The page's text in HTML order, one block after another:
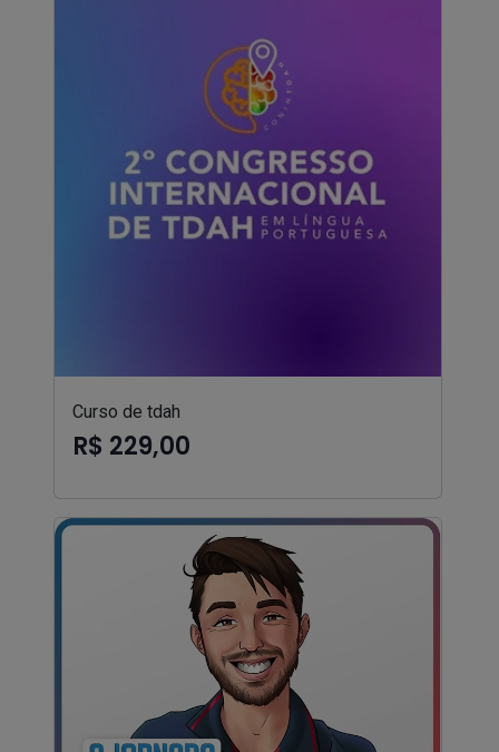
Curso de tdah
R$ 229,00